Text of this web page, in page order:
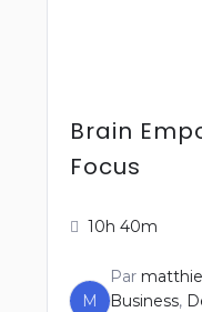
Brain
Focus
10h 40m
M
Par
Business,